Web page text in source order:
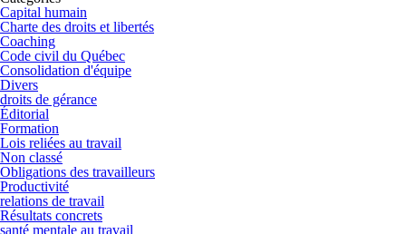
Capital humain
Charte des droits et libertés
Coaching
Code civil du Québec
Consolidation d'équipe
Divers
droits de gérance
Éditorial
Formation
Lois reliées au travail
Non classé
Obligations des travailleurs
Productivité
relations de travail
Résultats concrets
santé mentale au travail